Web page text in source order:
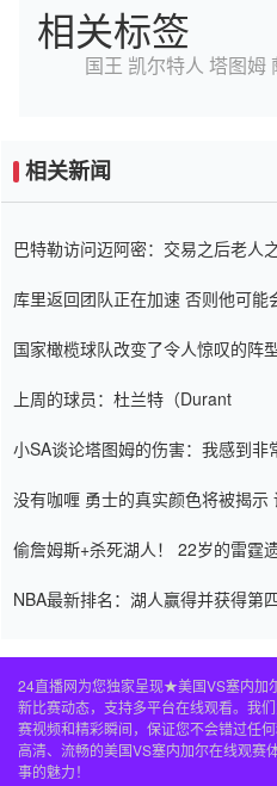
相关标签
国王 凯尔特人 塔图姆
相关新闻
巴特勒访问迈阿密：交易之后老人
库里返回团队正在加速 否则他可能
国家橄榄球队改变了令人惊叹的阵
上周的球员：杜兰特（Durant
小SA谈论塔图姆的伤害：我感到
没有咖喱 勇士的真实颜色将被揭示
偷詹姆斯+杀死湖人！ 22岁的雷霆
NBA最新排名：湖人赢得并获得第
24直播网为您独家呈现★美国VS塞内
新比赛动态，支持多平台在线观看。我
赛视频和精彩瞬间，保证您不会错过任
高清、流畅的美国VS塞内加尔在线观赛
事的魅力！